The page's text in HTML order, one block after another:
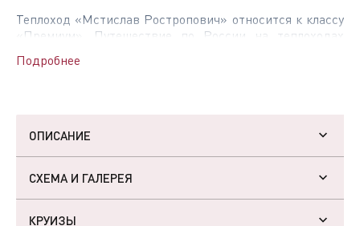
Теплоход «Мстислав Ростропович» относится к классу
«Премиум»
. Путешествие по России на теплоходах
комфорта. Вы можете ни о чем не волноваться: на борту
изысканная кухня, уникальная концепция развлечений
спокойного и размеренного отдыха.
Подробнее
ОПИСАНИЕ
Основные характеристики
СХЕМА И ГАЛЕРЕЯ
КРУИЗЫ